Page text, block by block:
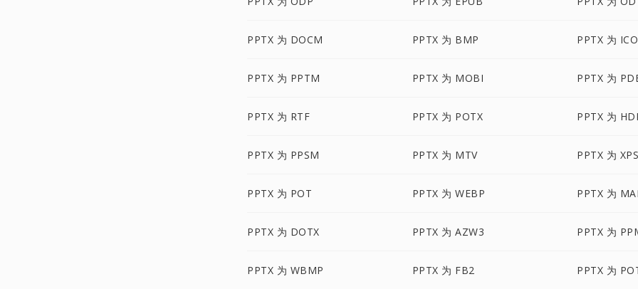
PPTX 为 DOCM PPTX 为 BMP PPTX 为 ICO
PPTX 为 PPTM PPTX 为 MOBI PPTX 为
PPTX 为 RTF PPTX 为 POTX PPTX 为
PPTX 为 PPSM PPTX 为 MTV PPTX 为 XPS
PPTX 为 POT PPTX 为 WEBP PPTX 为
PPTX 为 DOTX PPTX 为 AZW3 PPTX 为
PPTX 为 WBMP PPTX 为 FB2 PPTX 为